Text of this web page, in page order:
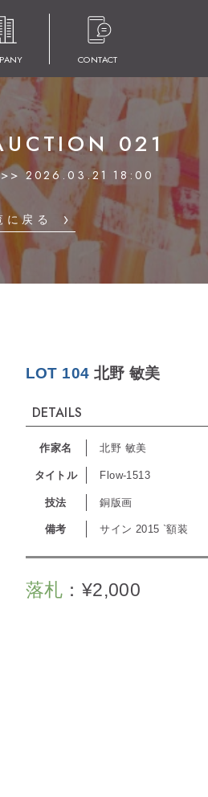
CONTACT
021
2026.03.21 18:00
に戻る
LOT 104 北野 敏美
DETAILS
作家名 北野 敏美
タイトル Flow-1513
技法 銅版画
備考 サイン 2015 `額装
落札 ： ¥2,000